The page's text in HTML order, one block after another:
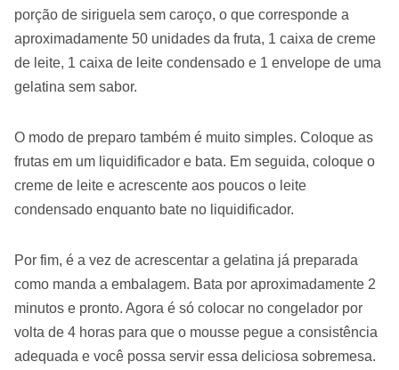
porção de siriguela sem caroço, o que corresponde a
aproximadamente 50 unidades da fruta, 1 caixa de creme
de leite, 1 caixa de leite condensado e 1 envelope de uma
gelatina sem sabor.
O modo de preparo também é muito simples. Coloque as
frutas em um liquidificador e bata. Em seguida, coloque o
creme de leite e acrescente aos poucos o leite
condensado enquanto bate no liquidificador.
Por fim, é a vez de acrescentar a gelatina já preparada
como manda a embalagem. Bata por aproximadamente 2
minutos e pronto. Agora é só colocar no congelador por
volta de 4 horas para que o mousse pegue a consistência
adequada e você possa servir essa deliciosa sobremesa.